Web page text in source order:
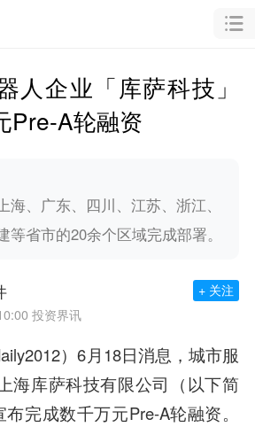
人企业「库萨科技」
Pre-A轮融资
海、广东、四川、江苏、浙江、
等省市的20余个区域完成部署。
投资界讯
+ 关注
）6月18日消息，城市服
海库萨科技有限公司（以下简
布完成数千万元Pre-A轮融资。